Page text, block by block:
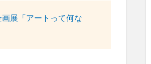
展「アートって何な